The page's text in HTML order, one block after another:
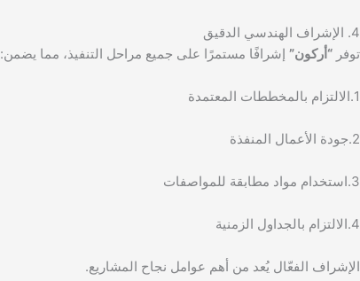
4. الإشراف الهندسي الدقيق
توفر “أركون” إشرافًا مستمرًا على جميع مراحل التنفيذ، مما يضمن:
1.الالتزام بالمخططات المعتمدة
2.جودة الأعمال المنفذة
3.استخدام مواد مطابقة للمواصفات
4.الالتزام بالجداول الزمنية
الإشراف الفعّال يُعد من أهم عوامل نجاح المشاريع.